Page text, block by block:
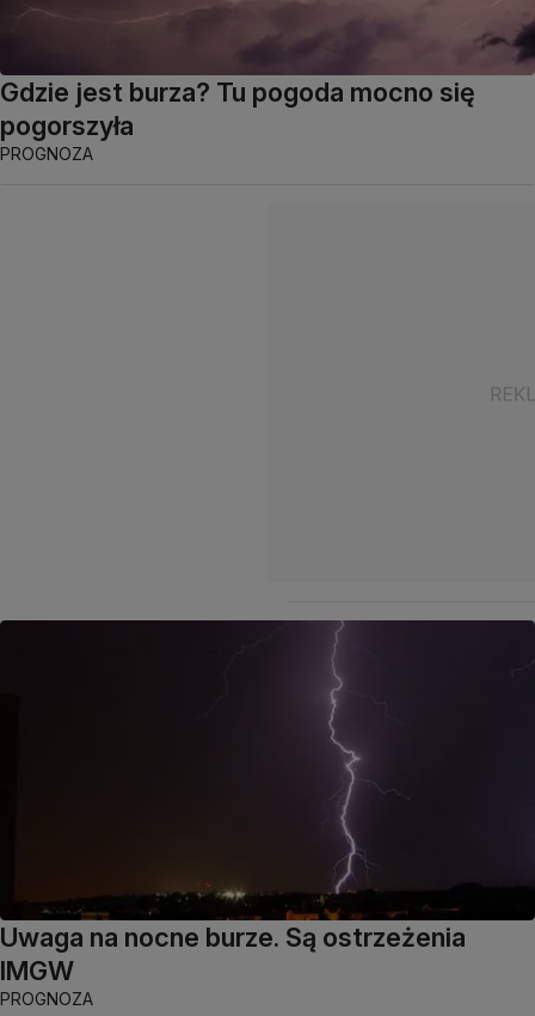
Gdzie jest burza? Tu pogoda mocno się
pogorszyła
PROGNOZA
Uwaga na nocne burze. Są ostrzeżenia
IMGW
PROGNOZA